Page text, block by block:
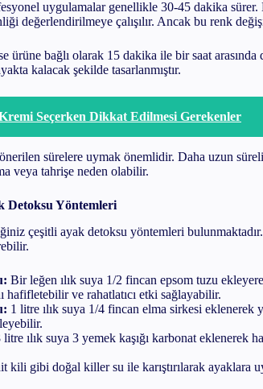
uygulamalar genellikle 30-45 dakika sürer.
değerlendirilmeye çalışılır. Ancak bu renk
ürüne bağlı olarak 15 dakika ile bir saat
kalacak şekilde tasarlanmıştır.
Seçerken Dikkat Edilmesi Gerekenler
sürelere uymak önemlidir. Daha uzun
veya tahrişe neden olabilir.
Detoksu Yöntemleri
çeşitli ayak detoksu yöntemleri
Bir leğen ılık suya 1/2 fincan epsom tuzu
hafifletebilir ve rahatlatıcı etki sağlayabilir.
1 litre ılık suya 1/4 fincan elma sirkesi eklenerek
litre ılık suya 3 yemek kaşığı karbonat eklenerek
kili gibi doğal killer su ile karıştırılarak ayaklara